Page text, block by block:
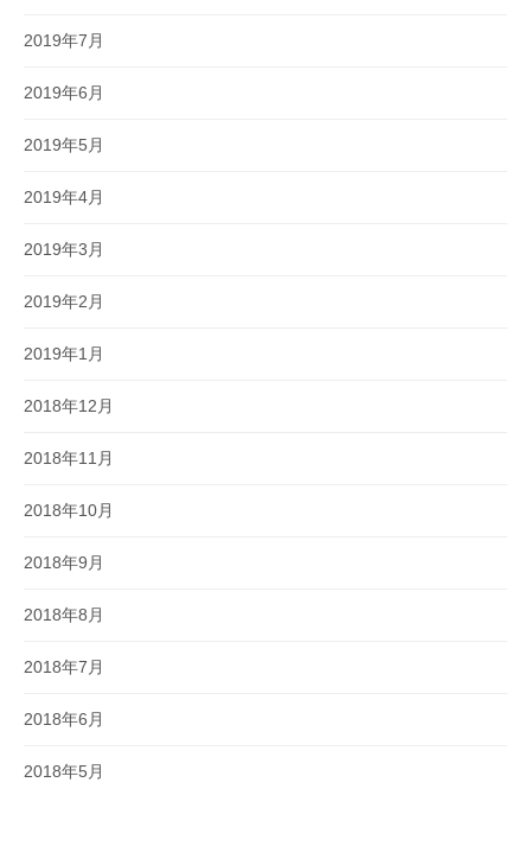
2019年7月
2019年6月
2019年5月
2019年4月
2019年3月
2019年2月
2019年1月
2018年12月
2018年11月
2018年10月
2018年9月
2018年8月
2018年7月
2018年6月
2018年5月